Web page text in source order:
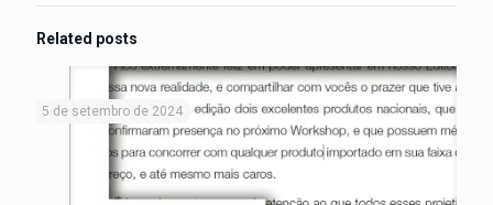
Related posts
5 de setembro de 2024